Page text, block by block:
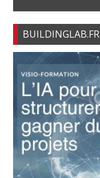
BUILDINGLAB.FR